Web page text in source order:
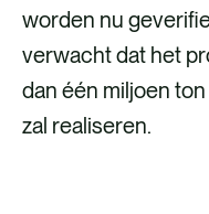
worden nu
verwacht dat het
dan één miljoen
zal realiseren.